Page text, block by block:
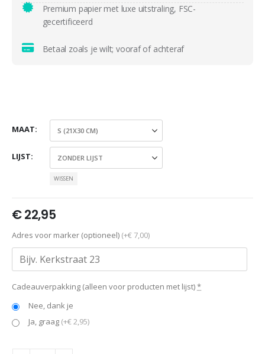
Premium papier met luxe uitstraling, FSC-
gecertificeerd
Betaal zoals je wilt; vooraf of achteraf
MAAT
LIJST
WISSEN
€22,95
Adres voor marker (optioneel) (+€ 7,00)
Cadeauverpakking (alleen voor producten met lijst)*
Nee, dank je
Ja, graag (+€ 2,95)